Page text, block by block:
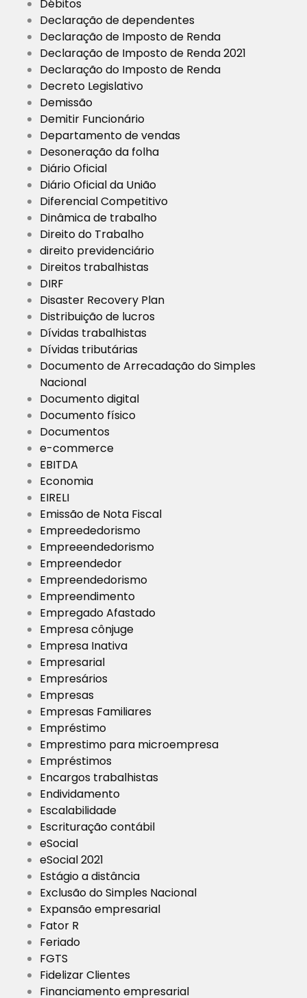
Débitos
Declaração de dependentes
Declaração de Imposto de Renda
Declaração de Imposto de Renda 2021
Declaração do Imposto de Renda
Decreto Legislativo
Demissão
Demitir Funcionário
Departamento de vendas
Desoneração da folha
Diário Oficial
Diário Oficial da União
Diferencial Competitivo
Dinâmica de trabalho
Direito do Trabalho
direito previdenciário
Direitos trabalhistas
DIRF
Disaster Recovery Plan
Distribuição de lucros
Dívidas trabalhistas
Dívidas tributárias
Documento de Arrecadação do Simples
Nacional
Documento digital
Documento físico
Documentos
e-commerce
EBITDA
Economia
EIRELI
Emissão de Nota Fiscal
Empreededorismo
Empreeendedorismo
Empreendedor
Empreendedorismo
Empreendimento
Empregado Afastado
Empresa cônjuge
Empresa Inativa
Empresarial
Empresários
Empresas
Empresas Familiares
Empréstimo
Emprestimo para microempresa
Empréstimos
Encargos trabalhistas
Endividamento
Escalabilidade
Escrituração contábil
eSocial
eSocial 2021
Estágio a distância
Exclusão do Simples Nacional
Expansão empresarial
Fator R
Feriado
FGTS
Fidelizar Clientes
Financiamento empresarial